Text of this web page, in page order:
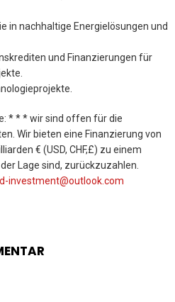
in nachhaltige Energielösungen und
und Finanzierungen für
* * * wir sind offen für die
Wir bieten eine Finanzierung von
€ (USD, CHF,£) zu einem
Lage sind, zurückzuzahlen.
investment@outlook.com